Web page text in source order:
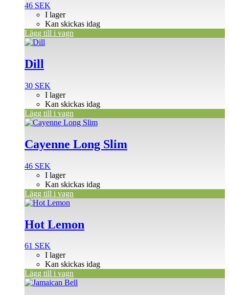
46 SEK
I lager
Kan skickas idag
Lägg till i vagn
Dill
30 SEK
I lager
Kan skickas idag
Lägg till i vagn
Cayenne Long Slim
46 SEK
I lager
Kan skickas idag
Lägg till i vagn
Hot Lemon
61 SEK
I lager
Kan skickas idag
Lägg till i vagn